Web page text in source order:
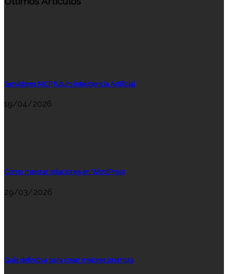
Servidores MCP futuro Inteligencia Artificial
19/04/2026
Cómo mejorar relaciones en WordPress
29/03/2026
Guía definitiva para crear mejores prompts